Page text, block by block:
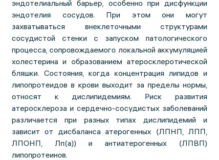
эндотелиальный барьер, особенно при дисфункции
эндотелия сосудов. При этом они могут
захватываться внеклеточными структурами
сосудистой стенки с запуском патологического
процесса, сопровождаемого локальной аккумуляцией
холестерина и образованием атеросклеротической
бляшки. Состояния, когда концентрация липидов и
липопротеидов в крови выходит за пределы нормы,
относят к дислипидемиям. Риск развития
атеросклероза и сердечно-сосудистых заболеваний
различается при разных типах дислипидемий и
зависит от дисбаланса атерогенных (ЛПНП, ЛПП,
ЛПОНП, Лп(а)) и антиатерогенных (ЛПВП)
липопротеинов.